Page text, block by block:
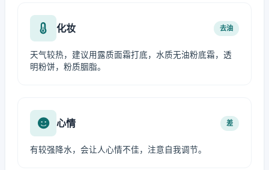
化妆 去油
天气较热，建议用露质面霜打底，水质无油粉底霜，透
明粉饼，粉质胭脂。
心情 差
有较强降水，会让人心情不佳，注意自我调节。